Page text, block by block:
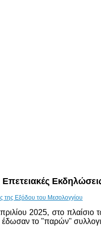
2025, στο πλαίσιο
το "παρών"